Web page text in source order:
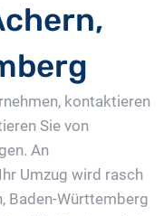
kontaktieren
Sie von
An
Umzug wird rasch
Baden-Württemberg